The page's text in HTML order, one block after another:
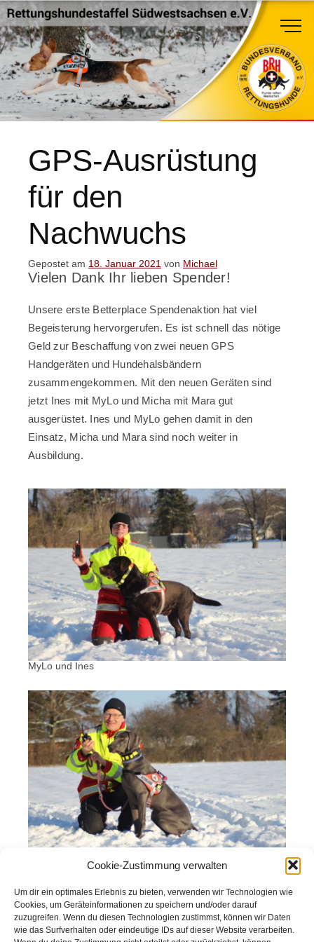
Cookie-Zustimmung verwalten
Um dir ein optimales Erlebnis zu bieten, verwenden wir Technologien wie
Cookies, um Geräteinformationen zu speichern und/oder darauf
zuzugreifen. Wenn du diesen Technologien zustimmst, können wir Daten
wie das Surfverhalten oder eindeutige IDs auf dieser Website verarbeiten.
GPS-Ausrüstung
für den
Nachwuchs
Gepostet am 18. Januar 2021 von Michael
Vielen Dank Ihr lieben Spender!
Unsere erste Betterplace Spendenaktion hat viel
Begeisterung hervorgerufen. Es ist schnell das nötige
Geld zur Beschaffung von zwei neuen GPS
Handgeräten und Hundehalsbändern
zusammengekommen. Mit den neuen Geräten sind
jetzt Ines mit MyLo und Micha mit Mara gut
ausgerüstet. Ines und MyLo gehen damit in den
Einsatz, Micha und Mara sind noch weiter in
Ausbildung.
MyLo und Ines
Mara und Micha
Gepostet in Allgemein
Beitragsnavigation
Next: Weiteres Team einsatzbereit!